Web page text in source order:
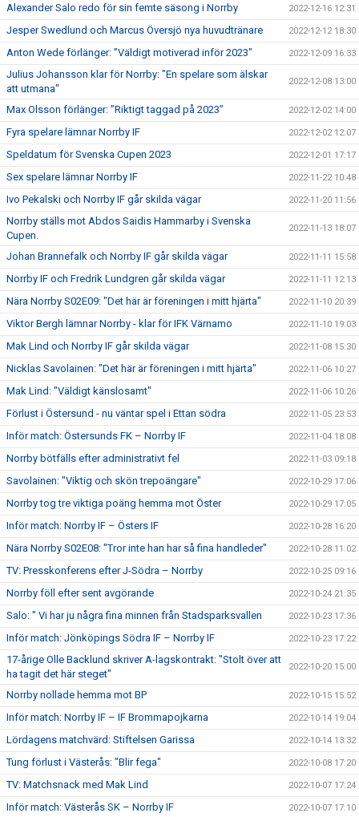
Alexander Salo redo för sin femte säsong i Norrby 2022-12-16 12:31
Jesper Swedlund och Marcus Översjö nya huvudtränare 2022-12-12 18:30
Anton Wede förlänger: ”Väldigt motiverad inför 2023" 2022-12-09 16:33
Julius Johansson klar för Norrby: "En spelare som älskar
att utmana"
2022-12-08 13:00
Max Olsson förlänger: ”Riktigt taggad på 2023” 2022-12-02 14:00
Fyra spelare lämnar Norrby IF 2022-12-02 12:07
Speldatum för Svenska Cupen 2023 2022-12-01 17:17
Sex spelare lämnar Norrby IF 2022-11-22 10:48
Ivo Pekalski och Norrby IF går skilda vägar 2022-11-20 11:56
Norrby ställs mot Abdos Saidis Hammarby i Svenska
Cupen.
2022-11-13 18:07
Johan Brannefalk och Norrby IF går skilda vägar 2022-11-11 15:58
Norrby IF och Fredrik Lundgren går skilda vägar 2022-11-11 12:13
Nära Norrby S02E09: "Det här är föreningen i mitt hjärta" 2022-11-10 20:39
Viktor Bergh lämnar Norrby - klar för IFK Värnamo 2022-11-10 19:03
Mak Lind och Norrby IF går skilda vägar 2022-11-08 15:30
Nicklas Savolainen: "Det här är föreningen i mitt hjärta" 2022-11-06 10:27
Mak Lind: "Väldigt känslosamt" 2022-11-06 10:26
Förlust i Östersund - nu väntar spel i Ettan södra 2022-11-05 23:53
Inför match: Östersunds FK – Norrby IF 2022-11-04 18:08
Norrby bötfälls efter administrativt fel 2022-11-03 09:18
Savolainen: "Viktig och skön trepoängare" 2022-10-29 17:06
Norrby tog tre viktiga poäng hemma mot Öster 2022-10-29 17:05
Inför match: Norrby IF – Östers IF 2022-10-28 16:20
Nära Norrby S02E08: "Tror inte han har så fina handleder" 2022-10-28 11:02
TV: Presskonferens efter J-Södra – Norrby 2022-10-25 09:16
Norrby föll efter sent avgörande 2022-10-24 21:35
Salo: " Vi har ju några fina minnen från Stadsparksvallen 2022-10-23 17:36
Inför match: Jönköpings Södra IF – Norrby IF 2022-10-23 17:22
17-årige Olle Backlund skriver A-lagskontrakt: "Stolt över att
ha tagit det här steget"
2022-10-20 15:00
Norrby nollade hemma mot BP 2022-10-15 15:52
Inför match: Norrby IF – IF Brommapojkarna 2022-10-14 19:04
Lördagens matchvärd: Stiftelsen Garissa 2022-10-14 13:32
Tung förlust i Västerås: "Blir fega" 2022-10-08 17:20
TV: Matchsnack med Mak Lind 2022-10-07 17:24
Inför match: Västerås SK – Norrby IF 2022-10-07 17:10